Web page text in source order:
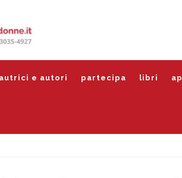
autrici e autori partecipa libri